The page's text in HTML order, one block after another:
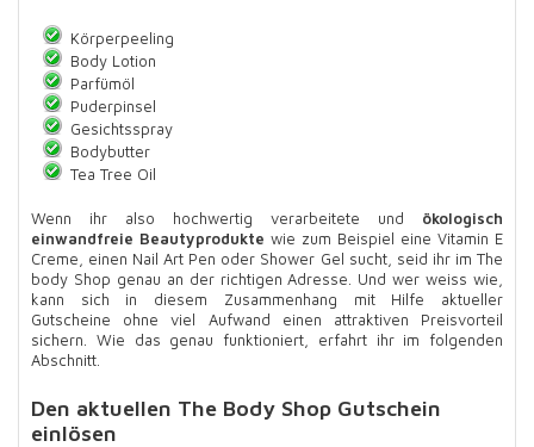
Körperpeeling
Body Lotion
Parfümöl
Puderpinsel
Gesichtsspray
Bodybutter
Tea Tree Oil
Wenn ihr also hochwertig verarbeitete und ökologisch
einwandfreie Beautyprodukte wie zum Beispiel eine Vitamin E
Creme, einen Nail Art Pen oder Shower Gel sucht, seid ihr im The
body Shop genau an der richtigen Adresse. Und wer weiss wie,
kann sich in diesem Zusammenhang mit Hilfe aktueller
Gutscheine ohne viel Aufwand einen attraktiven Preisvorteil
sichern. Wie das genau funktioniert, erfahrt ihr im folgenden
Abschnitt.
Den aktuellen The Body Shop Gutschein
einlösen